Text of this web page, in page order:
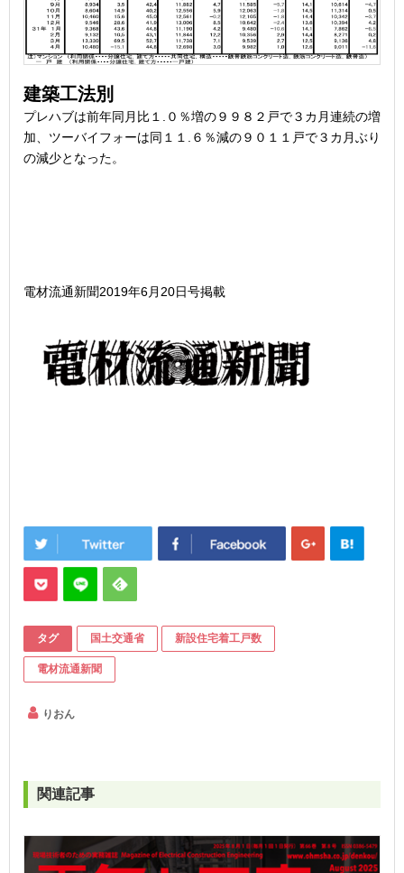
建築工法別
プレハブは前年同月比１.０％増の９９８２戸で３カ月連続の増
加、ツーバイフォーは同１１.６％減の９０１１戸で３カ月ぶり
の減少となった。
電材流通新聞2019年6月20日号掲載
タグ 国土交通省 新設住宅着工戸数
電材流通新聞
りおん
関連記事